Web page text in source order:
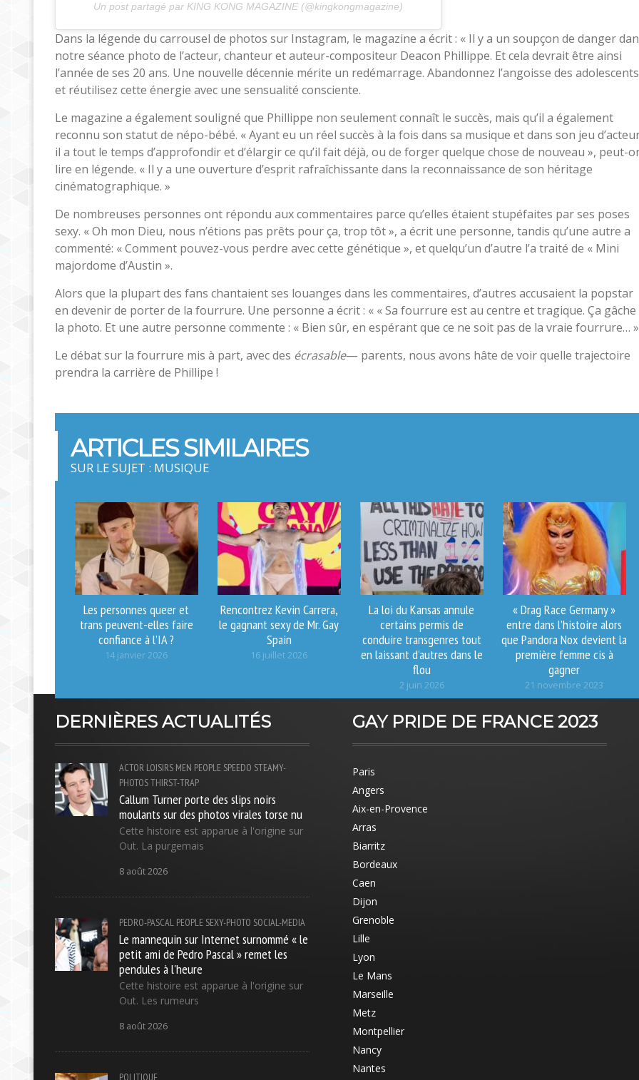
Un post partagé par KING KONG MAGAZINE (@kingkongmagazine)
Dans la légende du carrousel de photos sur Instagram, le magazine a écrit : « Il y a un soupçon de danger
notre séance photo de l’acteur, chanteur et auteur-compositeur Deacon Phillippe. Et cela devrait être ainsi
l’année de ses 20 ans. Une nouvelle décennie mérite un redémarrage. Abandonnez l’angoisse des adolescents
et réutilisez cette énergie avec une sensualité consciente.
Le magazine a également souligné que Phillippe non seulement connaît le succès, mais qu’il a également
reconnu son statut de népo-bébé. « Ayant eu un réel succès à la fois dans sa musique et dans son jeu
il a tout le temps d’approfondir et d’élargir ce qu’il fait déjà, ou de forger quelque chose de nouveau », peut-
lire en légende. « Il y a une ouverture d’esprit rafraîchissante dans la reconnaissance de son héritage
cinématographique. »
De nombreuses personnes ont répondu aux commentaires parce qu’elles étaient stupéfaites par ses poses
sexy. « Oh mon Dieu, nous n’étions pas prêts pour ça, trop tôt », a écrit une personne, tandis qu’une autre a
commenté: « Comment pouvez-vous perdre avec cette génétique », et quelqu’un d’autre l’a traité de « Mini
majordome d’Austin ».
Alors que la plupart des fans chantaient ses louanges dans les commentaires, d’autres accusaient la popstar
en devenir de porter de la fourrure. Une personne a écrit : « « Sa fourrure est au centre et tragique. Ça gâche
la photo. Et une autre personne commente : « Bien sûr, en espérant que ce ne soit pas de la vraie fourrure… »
Le débat sur la fourrure mis à part, avec des écrasable— parents, nous avons hâte de voir quelle trajectoire
prendra la carrière de Phillipe !
ARTICLES SIMILAIRES
SUR LE SUJET : MUSIQUE
Les personnes queer et
trans peuvent-elles faire
confiance à l’IA ?
14 janvier 2026
Rencontrez Kevin Carrera,
le gagnant sexy de Mr. Gay
Spain
16 juillet 2026
La loi du Kansas annule
certains permis de
conduire transgenres tout
en laissant d'autres dans le
flou
2 juin 2026
« Drag Race Germany »
entre dans l’histoire alors
que Pandora Nox devient la
première femme cis à
gagner
21 novembre 2023
DERNIÈRES ACTUALITÉS
ACTOR LOISIRS MEN PEOPLE SPEEDO STEAMY-
PHOTOSTHIRST-TRAP
Callum Turner porte des slips noirs
moulants sur des photos virales torse nu
Cette histoire est apparue à l'origine sur
Out. La purgemais
8 août 2026
PEDRO-PASCAL PEOPLE SEXY-PHOTO SOCIAL-MEDIA
Le mannequin sur Internet surnommé « le
petit ami de Pedro Pascal » remet les
pendules à l'heure
Cette histoire est apparue à l'origine sur
Out. Les rumeurs
8 août 2026
POLITIQUE
GAY PRIDE DE FRANCE 2023
Paris
Angers
Aix-en-Provence
Arras
Biarritz
Bordeaux
Caen
Dijon
Grenoble
Lille
Lyon
Le Mans
Marseille
Metz
Montpellier
Nancy
Nantes